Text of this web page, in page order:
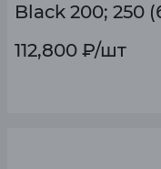
Black 200; 250
112,800 ₽/шт